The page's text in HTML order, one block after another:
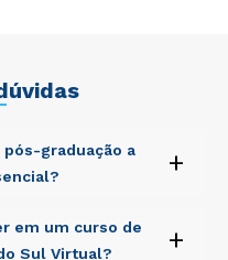
graduação a
+
iste natus error sit
laudantium,
em um curso de
Sul Virtual?
+